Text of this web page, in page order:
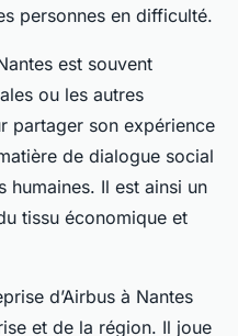
personnes en difficulté.
est souvent
ou les autres
partager son expérience
de dialogue social
humaines. Il est ainsi un
tissu économique et
d’Airbus à Nantes
et de la région. Il joue